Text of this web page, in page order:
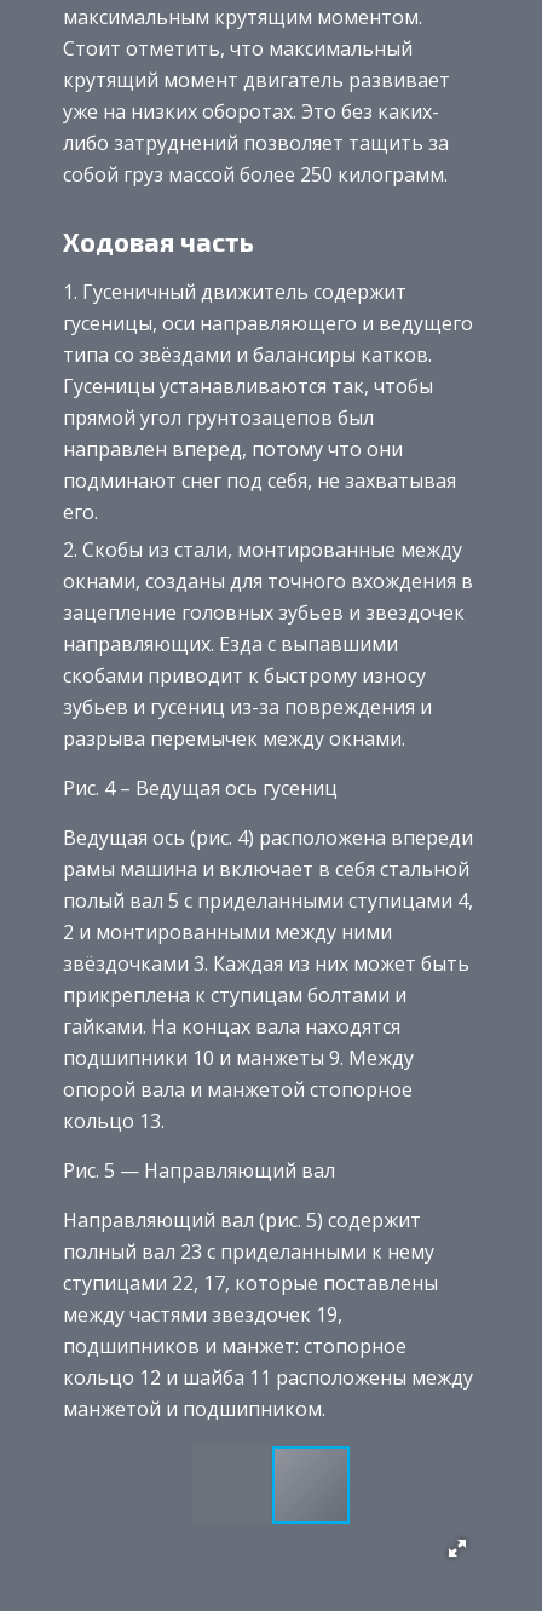
максимальным крутящим моментом.
Стоит отметить, что максимальный
крутящий момент двигатель развивает
уже на низких оборотах. Это без каких-
либо затруднений позволяет тащить за
собой груз массой более 250 килограмм.
Ходовая часть
Гусеничный движитель содержит
гусеницы, оси направляющего и ведущего
типа со звёздами и балансиры катков.
Гусеницы устанавливаются так, чтобы
прямой угол грунтозацепов был
направлен вперед, потому что они
подминают снег под себя, не захватывая
его.
Скобы из стали, монтированные между
окнами, созданы для точного вхождения в
зацепление головных зубьев и звездочек
направляющих. Езда с выпавшими
скобами приводит к быстрому износу
зубьев и гусениц из-за повреждения и
разрыва перемычек между окнами.
Рис. 4 – Ведущая ось гусениц
Ведущая ось (рис. 4) расположена впереди
рамы машина и включает в себя стальной
полый вал 5 с приделанными ступицами 4,
2 и монтированными между ними
звёздочками 3. Каждая из них может быть
прикреплена к ступицам болтами и
гайками. На концах вала находятся
подшипники 10 и манжеты 9. Между
опорой вала и манжетой стопорное
кольцо 13.
Рис. 5 — Направляющий вал
Направляющий вал (рис. 5) содержит
полный вал 23 с приделанными к нему
ступицами 22, 17, которые поставлены
между частями звездочек 19,
подшипников и манжет: стопорное
кольцо 12 и шайба 11 расположены между
манжетой и подшипником.